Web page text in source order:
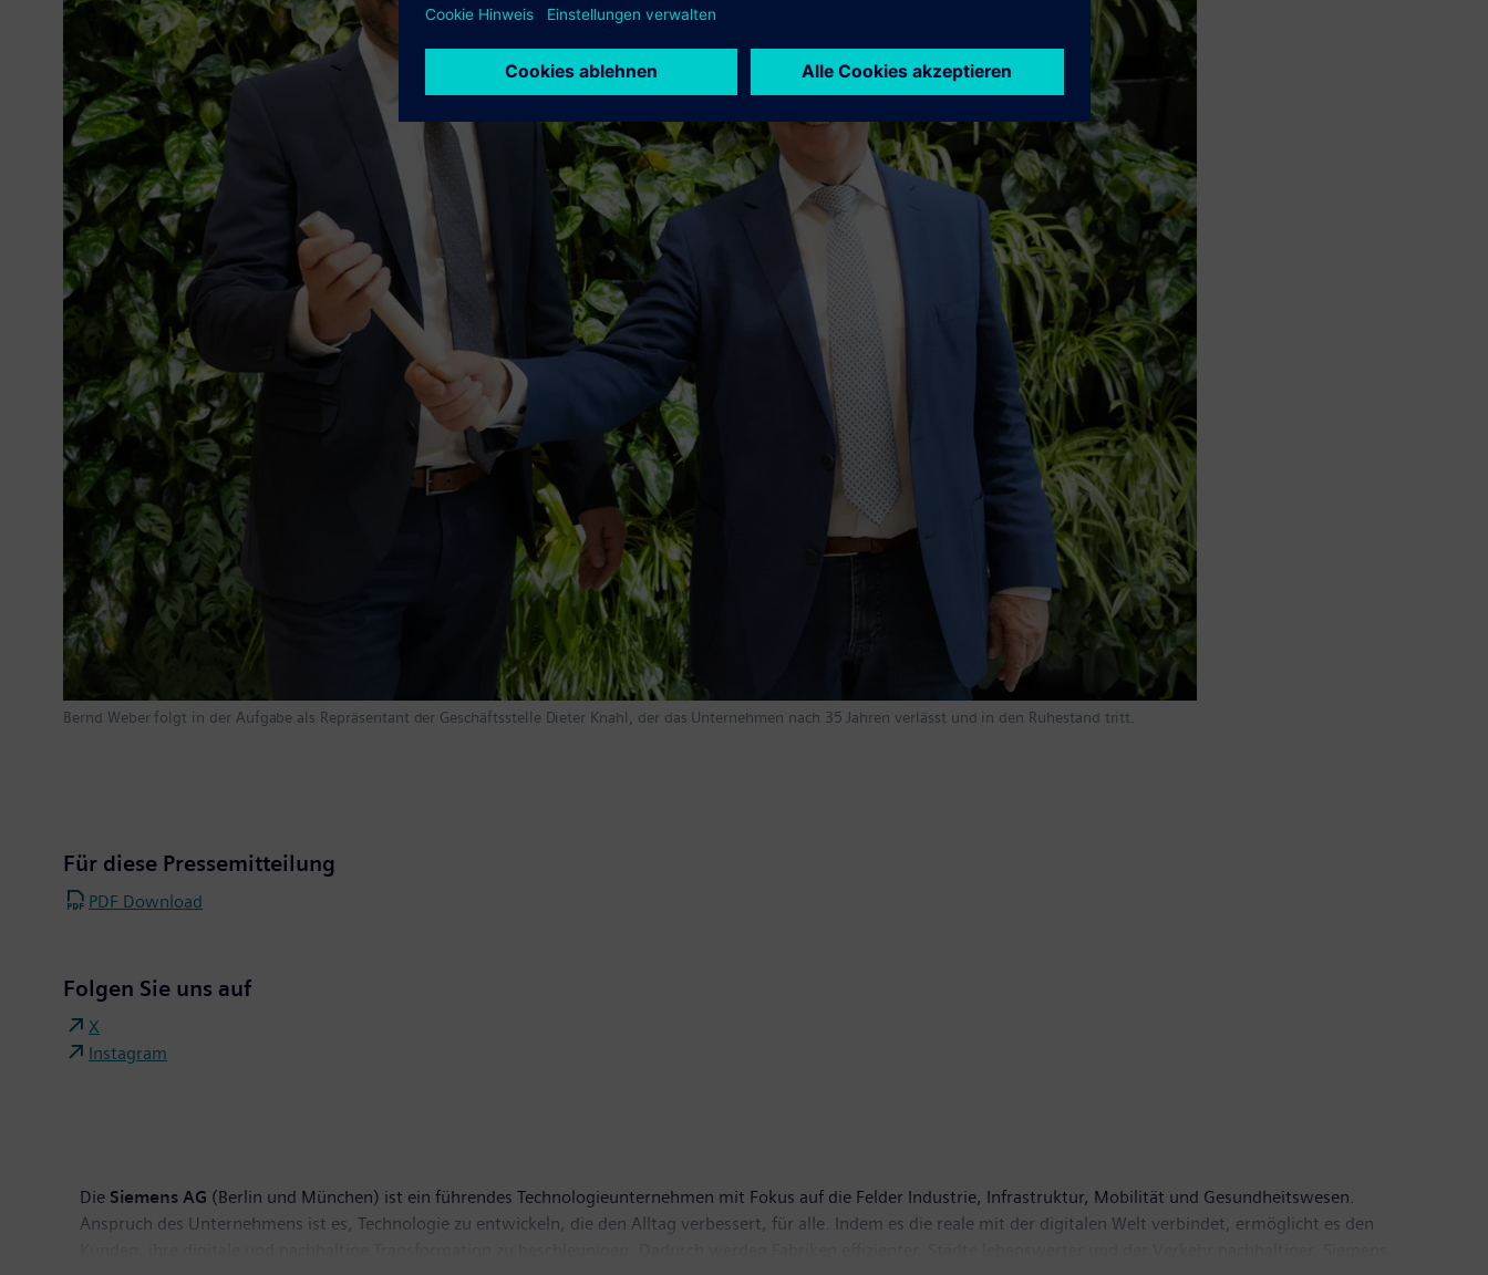
Bernd Weber folgt in der Aufgabe als Repräsentant der Geschäftsstelle Dieter Knahl, der das Unternehmen nach 35 Jahren verlässt und in den Ruhestand tritt.
Für diese Pressemitteilung
PDF Download
Folgen Sie uns auf
X
Instagram
Die Siemens AG (Berlin und München) ist ein führendes Technologieunternehmen mit Fokus auf die Felder Industrie, Infrastruktur, Mobilität und Gesundheitswesen.
Anspruch des Unternehmens ist es, Technologie zu entwickeln, die den Alltag verbessert, für alle. Indem es die reale mit der digitalen Welt verbindet, ermöglicht es den